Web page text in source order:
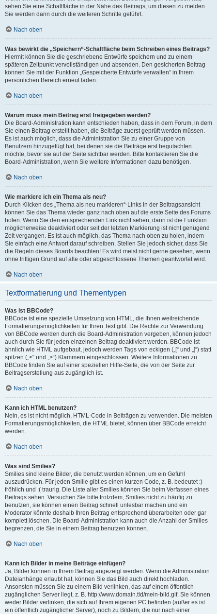
sehen Sie eine Schaltfläche in der Nähe des Beitrags, um diesen zu melden.
Sie werden dann durch die weiteren Schritte geführt.
Nach oben
Was bewirkt die „Speichern“-Schaltfläche beim Schreiben eines Beitrags?
Hiermit können Sie die geschriebene Entwürfe speichern und zu einem
späteren Zeitpunkt vervollständigen und absenden. Den gesicherten Beitrag
können Sie mit der Funktion „Gespeicherte Entwürfe verwalten“ in Ihrem
persönlichen Bereich erneut laden.
Nach oben
Warum muss mein Beitrag erst freigegeben werden?
Die Board-Administration kann entschieden haben, dass in dem Forum, in dem
Sie einen Beitrag erstellt haben, die Beiträge zuerst geprüft werden müssen.
Es ist auch möglich, dass die Administration Sie zu einer Gruppe von
Benutzern hinzugefügt hat, bei denen sie die Beiträge erst begutachten
möchte, bevor sie auf der Seite sichtbar werden. Bitte kontaktieren Sie die
Board-Administration, wenn Sie weitere Informationen dazu benötigen.
Nach oben
Wie markiere ich ein Thema als neu?
Durch Klicken des „Thema als neu markieren“-Links in der Beitragsansicht
können Sie das Thema wieder ganz nach oben auf die erste Seite des Forums
holen. Wenn Sie den entsprechenden Link nicht sehen, dann ist die Funktion
möglicherweise deaktiviert oder seit der letzten Markierung ist nicht genügend
Zeit vergangen. Es ist auch möglich, das Thema nach oben zu holen, indem
Sie einfach eine Antwort darauf schreiben. Stellen Sie jedoch sicher, dass Sie
die Regeln dieses Boards beachten! Es wird meist nicht gerne gesehen, wenn
ohne triftigen Grund auf alte oder abgeschlossene Themen geantwortet wird.
Nach oben
Textformatierung und Thementypen
Was ist BBCode?
BBCode ist eine spezielle Umsetzung von HTML, die Ihnen weitreichende
Formatierungsmöglichkeiten für Ihren Text gibt. Die Rechte zur Verwendung
von BBCode werden durch die Board-Administration vergeben, können jedoch
auch durch Sie für jeden einzelnen Beitrag deaktiviert werden. BBCode ist
ähnlich wie HTML aufgebaut, jedoch werden Tags von eckigen („[“ und „]“) statt
spitzen („<“ und „>“) Klammern eingeschlossen. Weitere Informationen zu
BBCode finden Sie auf einer speziellen Hilfe-Seite, die von der Seite zur
Beitragserstellung aus zugänglich ist.
Nach oben
Kann ich HTML benutzen?
Nein, es ist nicht möglich, HTML-Code in Beiträgen zu verwenden. Die meisten
Formatierungsmöglichkeiten, die HTML bietet, können über BBCode erreicht
werden.
Nach oben
Was sind Smilies?
Smilies sind kleine Bilder, die benutzt werden können, um ein Gefühl
auszudrücken. Für jeden Smilie gibt es einen kurzen Code, z. B. bedeutet :)
fröhlich und :( traurig. Die Liste aller Smilies können Sie beim Verfassen eines
Beitrags sehen. Versuchen Sie bitte trotzdem, Smilies nicht zu häufig zu
benutzen, sie können einen Beitrag schnell unlesbar machen und ein
Moderator könnte deshalb Ihren Beitrag entsprechend überarbeiten oder gar
komplett löschen. Die Board-Administration kann auch die Anzahl der Smilies
begrenzen, die Sie in einem Beitrag benutzen können.
Nach oben
Kann ich Bilder in meine Beiträge einfügen?
Ja, Bilder können in Ihrem Beitrag angezeigt werden. Wenn die Administration
Dateianhänge erlaubt hat, können Sie das Bild auch direkt hochladen.
Ansonsten müssen Sie zu einem Bild verlinken, das auf einem öffentlich
zugänglichen Server liegt, z. B. http://www.domain.tld/mein-bild.gif. Sie können
weder Bilder verlinken, die sich auf Ihrem eigenen PC befinden (außer es ist
ein öffentlich zugänglicher Server), noch zu Bildern, die nur nach einer